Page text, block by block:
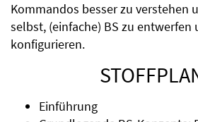
Kommandos besser zu verstehen
selbst, (einfache) BS zu entwerfen
konfigurieren.
Einführung